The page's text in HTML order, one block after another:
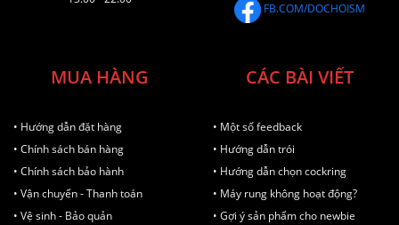
FB.COM/DOCHOISM
MUA HÀNG
• Hướng dẫn đặt hàng
• Chính sách bán hàng
• Chính sách bảo hành
• Vận chuyển - Thanh toán
• Vệ sinh - Bảo quản
CÁC BÀI VIẾT
• Một số feedback
• Hướng dẫn trói
• Hướng dẫn chọn cockring
• Máy rung không hoạt động?
• Gợi ý sản phẩm cho newbie